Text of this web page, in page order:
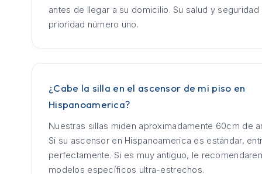
antes de llegar a su domicilio. Su salud y seguridad
prioridad número uno.
¿Cabe la silla en el ascensor de mi piso en
Hispanoamerica?
Nuestras sillas miden aproximadamente 60cm de
Si su ascensor en Hispanoamerica es estándar,
perfectamente. Si es muy antiguo, le
modelos específicos ultra-estrechos.